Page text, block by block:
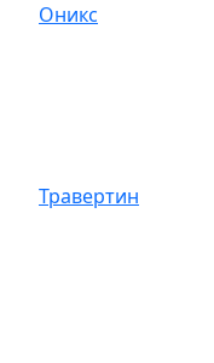
Оникс
Травертин